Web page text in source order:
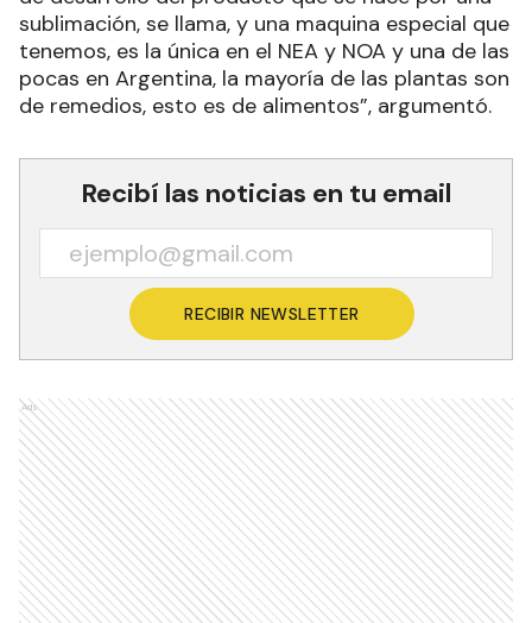
sublimación, se llama, y una maquina especial que
tenemos, es la única en el NEA y NOA y una de las
pocas en Argentina, la mayoría de las plantas son
de remedios, esto es de alimentos”, argumentó.
Recibí las noticias en tu email
RECIBIR NEWSLETTER
Ads